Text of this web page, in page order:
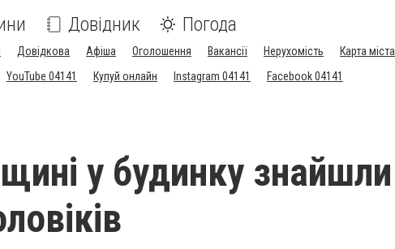
Довідник Погода
Довідкова Афіша Оголошення Вакансії Нерухомість
Карта міста
YouTube 04141 Купуй онлайн Instagram 04141 Facebook 04141
у будинку знайшли